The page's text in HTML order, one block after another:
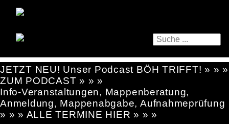
JETZT NEU! Unser Podcast BÖH TRIFFT! » » »
ZUM PODCAST » » »
Info-Veranstaltungen, Mappenberatung,
Anmeldung, Mappenabgabe, Aufnahmeprüfung
» » » ALLE TERMINE HIER » » »